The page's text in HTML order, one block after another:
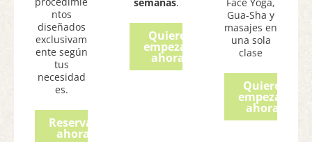
ntos
diseñados
exclusivam
ente según
tus
necesidad
es.
Reservar
ahora
Quiero
empezar
ahora
Gua-Sha y
masajes en
una sola
clase
Quiero
empezar
ahora